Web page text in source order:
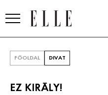
FŐOLDAL DIVAT
EZ KIRÁLY!